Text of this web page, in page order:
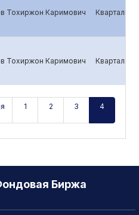
Тохиржон Каримович
Тохиржон Каримович
1 2 3 4
Биржа